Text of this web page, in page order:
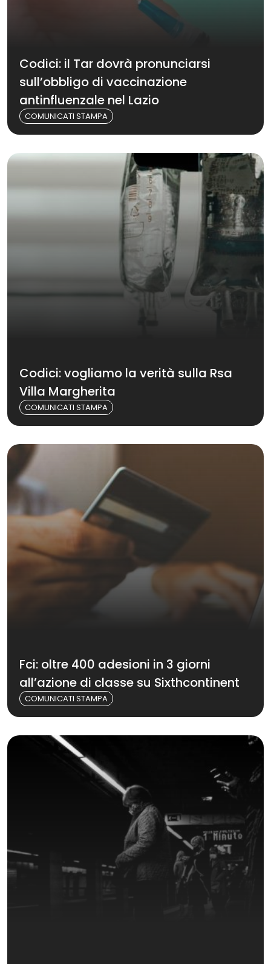
Codici: il Tar dovrà pronunciarsi
sull’obbligo di vaccinazione
antinfluenzale nel Lazio
COMUNICATI STAMPA
Codici: vogliamo la verità sulla Rsa
Villa Margherita
COMUNICATI STAMPA
Fci: oltre 400 adesioni in 3 giorni
all’azione di classe su Sixthcontinent
COMUNICATI STAMPA